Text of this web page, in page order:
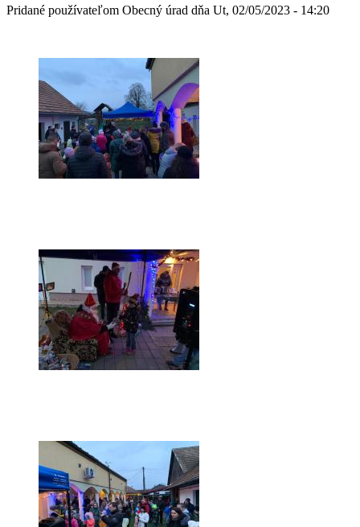
Pridané používateľom Obecný úrad dňa Ut, 02/05/2023 - 14:20